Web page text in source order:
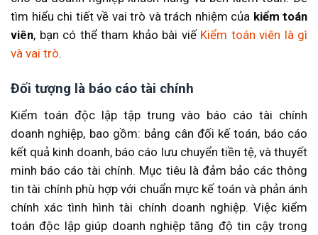
tìm hiểu chi tiết về vai trò và trách nhiệm của kiểm toán
viên, bạn có thể tham khảo bài viế Kiểm toán viên là gì
và vai trò.
Đối tượng là báo cáo tài chính
Kiểm toán độc lập tập trung vào báo cáo tài chính
doanh nghiệp, bao gồm: bảng cân đối kế toán, báo cáo
kết quả kinh doanh, báo cáo lưu chuyển tiền tệ, và thuyết
minh báo cáo tài chính. Mục tiêu là đảm bảo các thông
tin tài chính phù hợp với chuẩn mực kế toán và phản ánh
chính xác tình hình tài chính doanh nghiệp. Việc kiểm
toán độc lập giúp doanh nghiệp tăng độ tin cậy trong